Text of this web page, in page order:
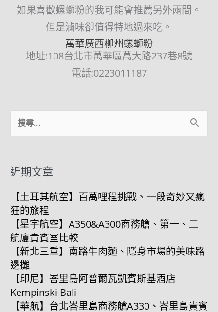
如果喜歡螺螄粉的我可能會推薦另外兩間。
但是滷味卻值得特地過來吃。
萬華廣西柳州螺螄粉
地址:108台北市萬華區萬大路237巷8號
電話:0223011187
搜
尋
字:
近期文章
【土耳其航空】百萬哩程挑戰、一段奇妙又瘋
狂的旅程
【星宇航空】A350&A300商務艙、第一、二
航廈貴賓室比較
【新北三重】南路牛肉麵、隱身市場的美味路
邊攤
【印尼】峇里島阿普爾瓦凱賓斯基酒店
Kempinski Bali
【華航】台北峇里島商務艙A330、峇里島貴賓
Facebook